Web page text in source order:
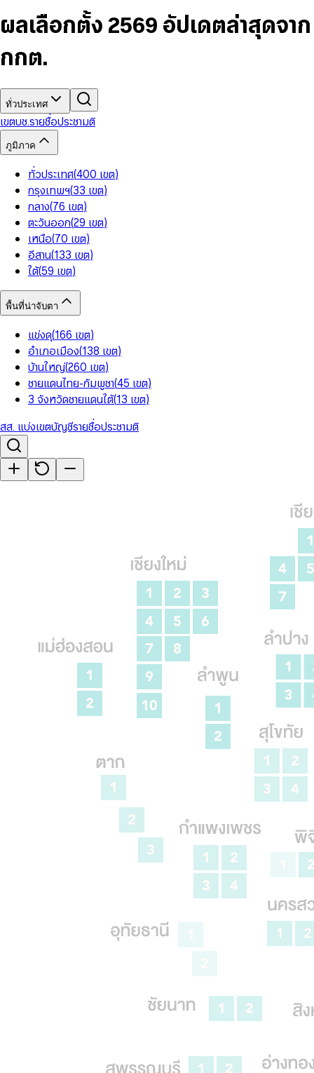
7
8
5
6
8
9
6
7
9
5
6
8
9
9
ผลเลือกตั้ง 2569 อัปเดตล่าสุดจาก
กกต.
ทั่วประเทศ
เขตบช.รายชื่อประชามติ
ภูมิภาค
ทั่วประเทศ(400 เขต)
กรุงเทพฯ(33 เขต)
กลาง(76 เขต)
ตะวันออก(29 เขต)
เหนือ(70 เขต)
อีสาน(133 เขต)
ใต้(59 เขต)
พื้นที่น่าจับตา
แข่งดุ(166 เขต)
อำเภอเมือง(138 เขต)
บ้านใหญ่(260 เขต)
ชายแดนไทย-กัมพูชา(45 เขต)
3 จังหวัดชายแดนใต้(13 เขต)
สส. แบ่งเขตบัญชีรายชื่อประชามติ